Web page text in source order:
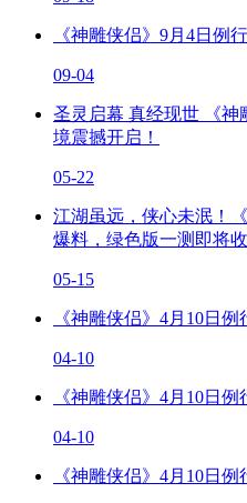
《神雕侠侣》9月4日例
09-04
圣灵启幕 真经现世 《神
境震撼开启！
05-22
江湖虽远，侠心未泯！
爆料，绿色版一测即将收
05-15
《神雕侠侣》4月10日
04-10
《神雕侠侣》4月10日
04-10
《神雕侠侣》4月10日